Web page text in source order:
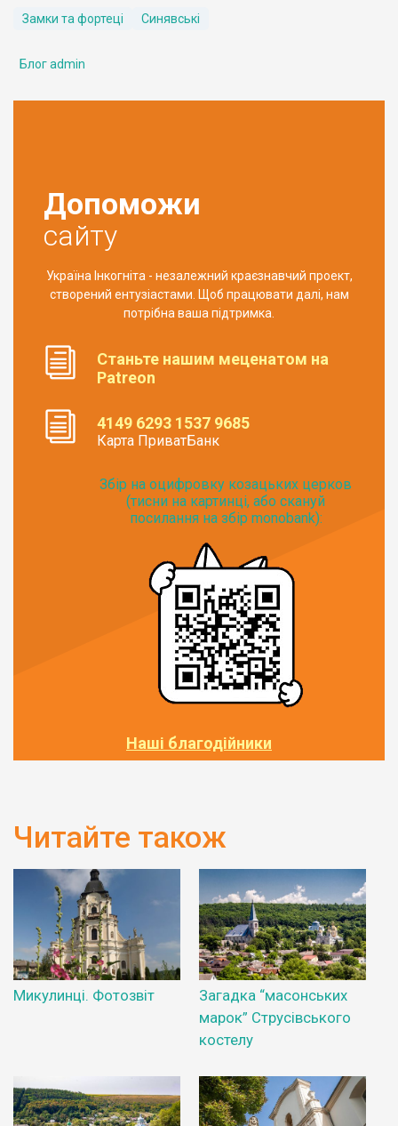
Замки та фортеці Синявські
Блог admin
Допоможи
сайту
Україна Інкогніта - незалежний краєзнавчий проект,
створений ентузіастами. Щоб працювати далі, нам
потрібна ваша підтримка.
Станьте нашим меценатом на
Patreon
4149 6293 1537 9685
Карта ПриватБанк
Збір на оцифровку козацьких церков
(тисни на картинці, або скануй
посилання на збір monobank):
Наші благодійники
Читайте також
Микулинці. Фотозвіт
Загадка “масонських
марок” Струсівського
костелу